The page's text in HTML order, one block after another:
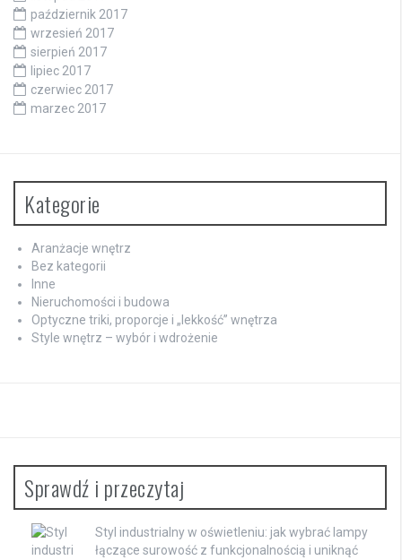
październik 2017
wrzesień 2017
sierpień 2017
lipiec 2017
czerwiec 2017
marzec 2017
Kategorie
Aranżacje wnętrz
Bez kategorii
Inne
Nieruchomości i budowa
Optyczne triki, proporcje i „lekkość” wnętrza
Style wnętrz – wybór i wdrożenie
Sprawdź i przeczytaj
Styl industrialny w oświetleniu: jak wybrać lampy
łączące surowość z funkcjonalnością i uniknąć